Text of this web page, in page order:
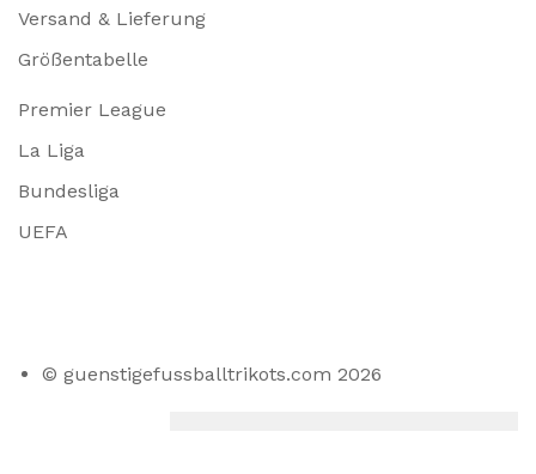
Versand & Lieferung
Größentabelle
Premier League
La Liga
Bundesliga
UEFA
© guenstigefussballtrikots.com 2026